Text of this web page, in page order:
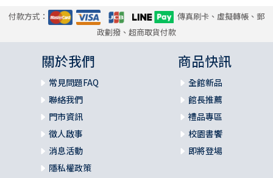
付款方式：
傳真刷卡、虛擬轉帳、郵
政劃撥、超商取貨付款
關於我們
常見問題FAQ
聯絡我們
門市資訊
徵人啟事
消息活動
隱私權政策
商品快訊
全館新品
館長推薦
禮品專區
校園書饗
即將登場